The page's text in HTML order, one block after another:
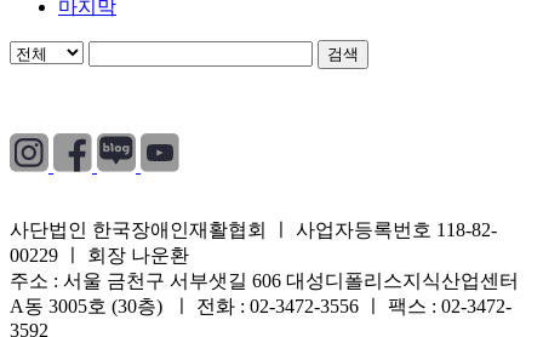
마지막
검색
사단법인 한국장애인재활협회 ㅣ 사업자등록번호 118-82-
00229 ㅣ 회장 나운환
주소 : 서울 금천구 서부샛길 606 대성디폴리스지식산업센터
A동 3005호 (30층) ㅣ 전화 : 02-3472-3556 ㅣ 팩스 : 02-3472-
3592